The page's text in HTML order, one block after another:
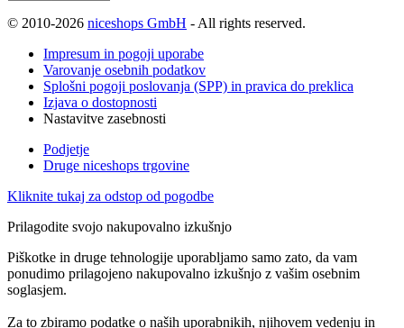
© 2010-2026 niceshops GmbH - All rights reserved.
Impresum in pogoji uporabe
Varovanje osebnih podatkov
Splošni pogoji poslovanja (SPP) in pravica do preklica
Izjava o dostopnosti
Nastavitve zasebnosti
Podjetje
Druge niceshops trgovine
Kliknite tukaj za odstop od pogodbe
Prilagodite svojo nakupovalno izkušnjo
Piškotke in druge tehnologije uporabljamo samo zato, da vam
ponudimo prilagojeno nakupovalno izkušnjo z vašim osebnim
soglasjem.
Za to zbiramo podatke o naših uporabnikih, njihovem vedenju in